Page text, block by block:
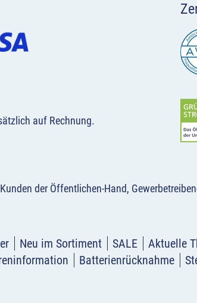
auf Rechnung.
der Öffentlichen-Hand,
Neu im Sortiment SALE Aktuelle
Batterienrücknahme